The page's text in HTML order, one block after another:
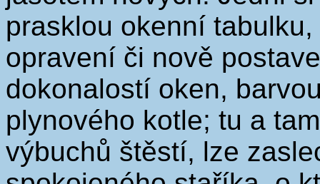
prasklou okenní
opravení či nově
dokonalostí oken,
plynového kotle; tu a
výbuchů štěstí, lze